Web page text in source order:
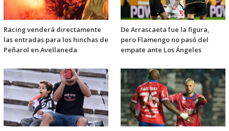
Racing venderá directamente
las entradas para los hinchas de
Peñarol en Avellaneda
De Arrascaeta fue la figura,
pero Flamengo no pasó del
empate ante Los Ángeles